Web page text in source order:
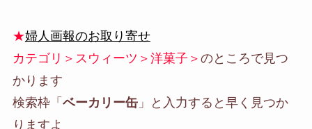
★婦人画報のお取り寄せ
カテゴリ＞スウィーツ＞洋菓子＞ のところで見つ
かります
検索枠「 ベーカリー缶」と入力すると早く見つか
りますよ